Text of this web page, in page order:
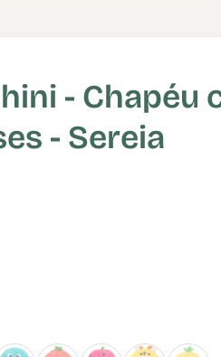
- Chapéu
- Sereia